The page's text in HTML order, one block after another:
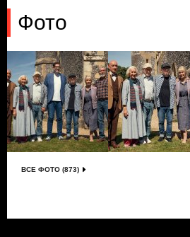
Фото
ВСЕ ФОТО (873)